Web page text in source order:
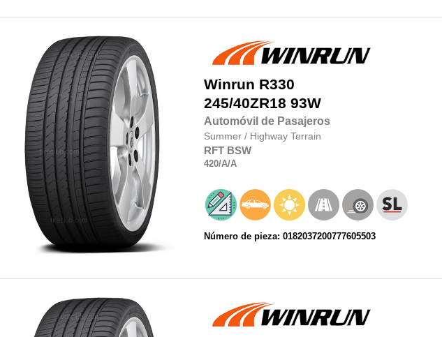
Winrun R330
245/40ZR18 93W
Automóvil de Pasajeros
Summer / Highway Terrain
RFT BSW
420/A/A
Número de pieza: 0182037200777605503